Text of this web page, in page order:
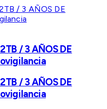
/ 3 AÑOS DE
/ 3 AÑOS DE